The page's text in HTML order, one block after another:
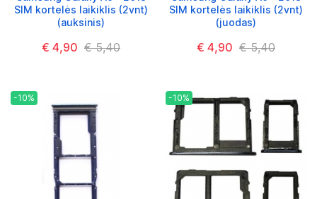
SIM kortelės laikiklis (2vnt)
(auksinis)
€ 4,90 € 5,40
SIM kortelės laikiklis (2vnt)
(juodas)
€ 4,90 € 5,40
-10% -10%